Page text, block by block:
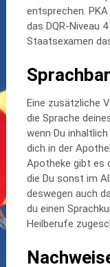
entsprechen.
das DQR-Niveau
Staatsexamen
Eine zusätzliche
die Sprache
wenn Du
dich in der
Apotheke gibt es
die Du sonst im
deswegen auch
du einen
Heilberufe